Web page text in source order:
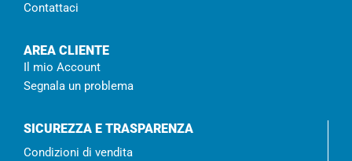
Contattaci
AREA CLIENTE
Il mio Account
Segnala un problema
SICUREZZA E TRASPARENZA
Condizioni di vendita